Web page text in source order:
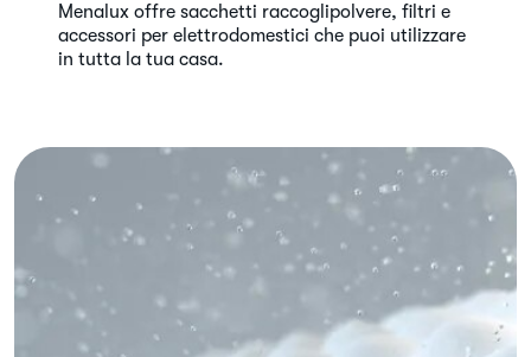
Menalux offre sacchetti raccoglipolvere, filtri e
accessori per elettrodomestici che puoi utilizzare
in tutta la tua casa.